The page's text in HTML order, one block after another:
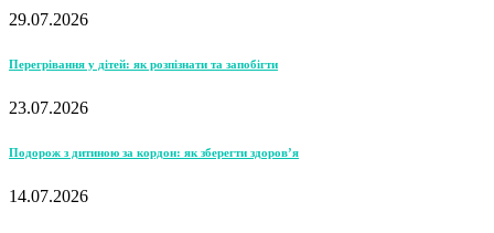
29.07.2026
Перегрівання у дітей: як розпізнати та запобігти
23.07.2026
Подорож з дитиною за кордон: як зберегти здоров’я
14.07.2026